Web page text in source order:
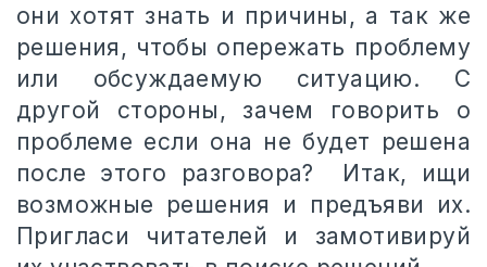
они хотят знать и причины, а так же
решения, чтобы опережать проблему
или обсуждаемую ситуацию. С
другой стороны, зачем говорить о
проблеме если она не будет решена
после этого разговора? Итак, ищи
возможные решения и предъяви их.
Пригласи читателей и замотивируй